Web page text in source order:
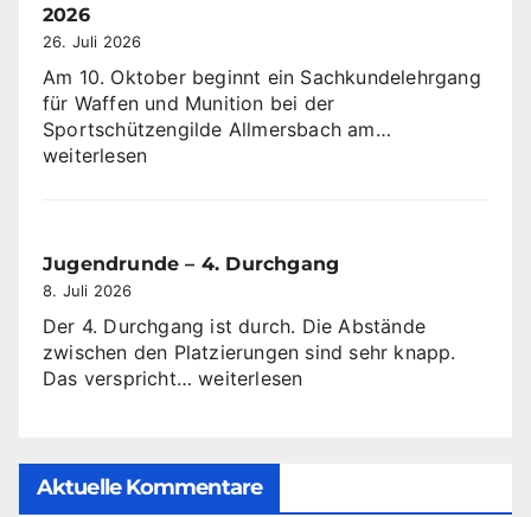
2026
26. Juli 2026
Am 10. Oktober beginnt ein Sachkundelehrgang
für Waffen und Munition bei der
Sportschützengilde Allmersbach am…
weiterlesen
Jugendrunde – 4. Durchgang
8. Juli 2026
Der 4. Durchgang ist durch. Die Abstände
zwischen den Platzierungen sind sehr knapp.
Das verspricht…Jugendrunde
weiterlesen
Aktuelle Kommentare